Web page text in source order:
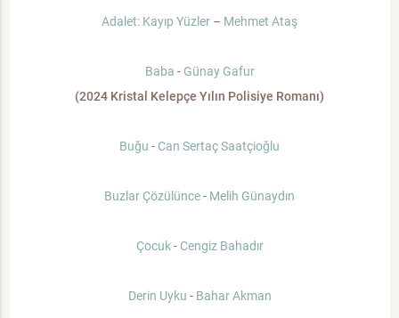
Adalet: Kayıp Yüzler – Mehmet Ataş
Baba - Günay Gafur
(2024 Kristal Kelepçe Yılın Polisiye Romanı)
Buğu - Can Sertaç Saatçioğlu
Buzlar Çözülünce- Melih Günaydın
Çocuk- Cengiz Bahadır
Derin Uyku - Bahar Akman